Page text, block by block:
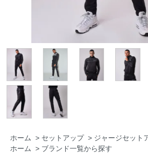
ホーム > セットアップ > ジャージセット
ホーム
> ブランド一覧から探す